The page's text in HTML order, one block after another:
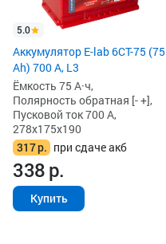
5.0
Аккумулятор E-lab 6СТ-75 (75
Ah) 700 А, L3
Ёмкость 75 А·ч,
Полярность обратная [- +],
Пусковой ток 700 А,
278x175x190
317р. при сдаче акб
338р.
Купить